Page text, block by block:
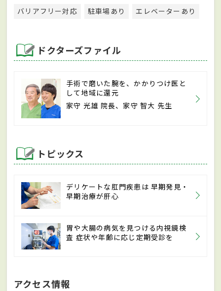
バリアフリー対応 駐車場あり エレベーターあり
ドクターズファイル
手術で磨いた腕を、かかりつけ医と
して地域に還元
家守 光雄 院長、家守 智大 先生
トピックス
デリケートな肛門疾患は 早期発見・
早期治療が肝心
胃や大腸の病気を見つける内視鏡検
査 症状や年齢に応じ定期受診を
アクセス情報